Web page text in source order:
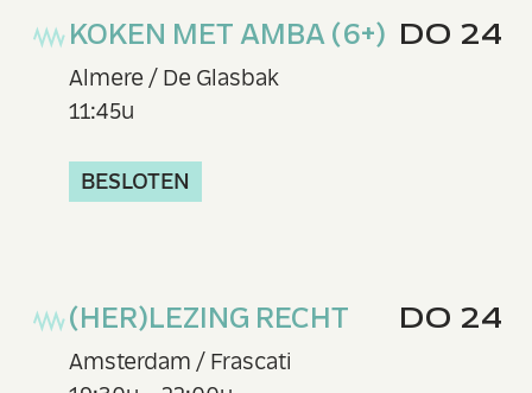
DO 24
KOKEN MET AMBA (6+)
Almere / De Glasbak
11:45u
BESLOTEN
DO 24
(HER)LEZING RECHT
Amsterdam / Frascati